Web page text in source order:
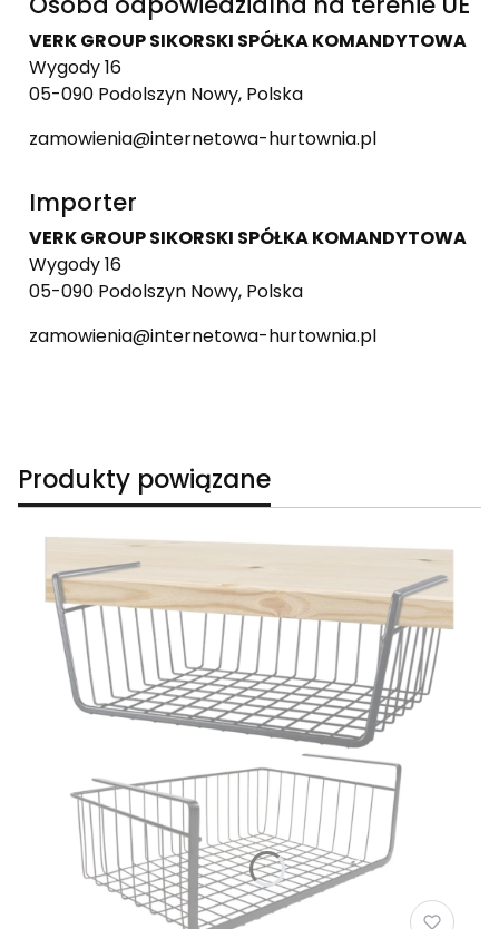
VERK GROUP SIKORSKI SPÓŁKA KOMANDYTOWA
Wygody 16
05-090 Podolszyn Nowy, Polska
zamowienia@internetowa-hurtownia.pl
Importer
VERK GROUP SIKORSKI SPÓŁKA KOMANDYTOWA
Wygody 16
05-090 Podolszyn Nowy, Polska
zamowienia@internetowa-hurtownia.pl
Produkty powiązane